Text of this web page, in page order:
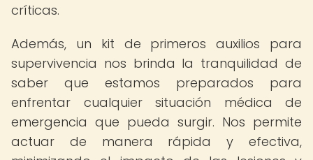
críticas.
Además, un kit de primeros auxilios para
supervivencia nos brinda la tranquilidad de
saber que estamos preparados para
enfrentar cualquier situación médica de
emergencia que pueda surgir. Nos permite
actuar de manera rápida y efectiva,